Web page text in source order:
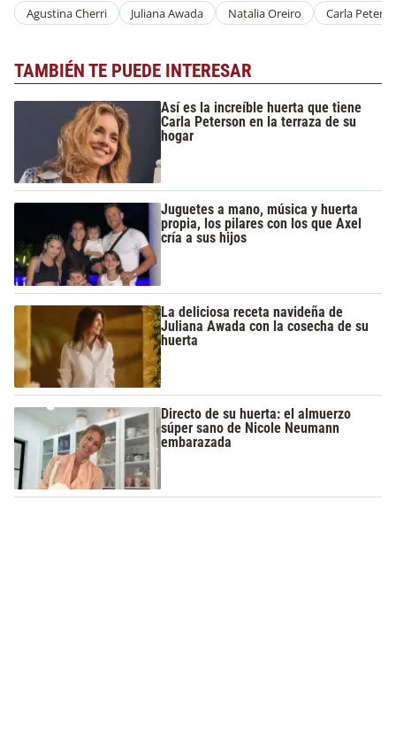
Agustina Cherri Juliana Awada Natalia Oreiro Carla
TAMBIÉN TE PUEDE INTERESAR
Así es la increíble huerta que tiene
Carla Peterson en la terraza de su
hogar
Juguetes a mano, música y huerta
propia, los pilares con los que Axel
cría a sus hijos
La deliciosa receta navideña de
Juliana Awada con la cosecha de su
huerta
Directo de su huerta: el almuerzo
súper sano de Nicole Neumann
embarazada